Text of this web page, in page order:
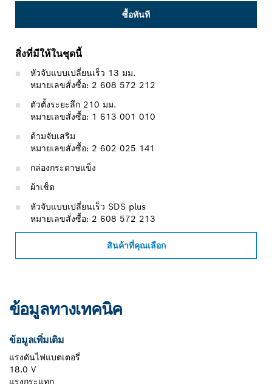
ซื้อทันที
สิ่งที่มีให้ในชุดนี้
หัวจับแบบเปลี่ยนเร็ว 13 มม.
หมายเลขสั่งซื้อ: 2 608 572 212
ตัวตั้งระยะลึก 210 มม.
หมายเลขสั่งซื้อ: 1 613 001 010
ด้ามจับเสริม
หมายเลขสั่งซื้อ: 2 602 025 141
กล่องกระดาษแข็ง
ผ้าเช็ด
หัวจับแบบเปลี่ยนเร็ว SDS plus
หมายเลขสั่งซื้อ: 2 608 572 213
สินค้าที่คุณเลือก
ข้อมูลทางเทคนิค
ข้อมูลเพิ่มเติม
แรงดันไฟแบตเตอรี่
18.0 V
แรงกระแทก